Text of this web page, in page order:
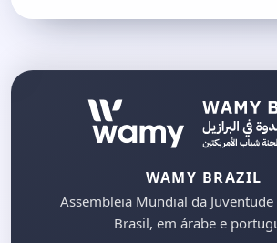
WAMY BRAZIL
Assembleia Mundial da
Brasil, em árabe e